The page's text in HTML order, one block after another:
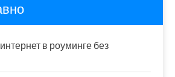
в роуминге без